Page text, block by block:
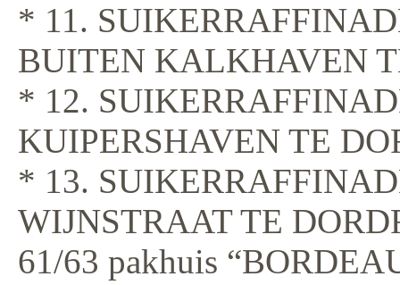
* 11.
BUITEN KALKHAVEN
* 12.
KUIPERSHAVEN TE
* 13.
WIJNSTRAAT TE
61/63 pakhuis